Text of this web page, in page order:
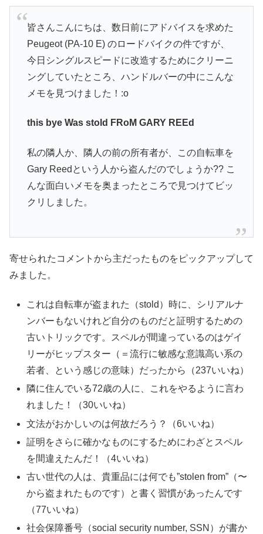
皆さんこんにちは、数日前にアドバイスを求めた
Peugeot (PA-10 E) のロードバイクの件ですが、
今日シングルスピードに改造するためにクリーニ
ングしていたところ、ハンドルバーの中にこんな
メモを見つけました！:o
this bye Was stold FRoM GARY REEd
私の隣人か、隣人の前の所有者が、この自転車を
Gary Reedという人から盗んだのでしょうか?? こ
んな面白いメモを奥まったところで見つけてビッ
クリしました。
寄せられたコメントから主だったものをピックアップして
みました。
これは自転車が盗まれた（stold）時に、シリアルナ
ンバーもないけれど自分のものだと証明するための
古いトリックです。スペルが間違っているのはゲイ
リーがヒップスター（＝流行に敏感な意識高い系の
若者、という感じの意味）だったから（237いいね）
隣に住んでいる72歳の人に、これをやるように言わ
れました！（30いいね）
文法がおかしいのは何故だろう？（6いいね）
証明をさらに確かなものにするためにわざとスペル
を間違えたんだ！（4いいね）
古い世代の人は、貴重品には何でも”stolen from”（〜
から盗まれたものです）と書く習慣があったんです
（77いいね）
社会保障番号（social security number, SSN）が書か